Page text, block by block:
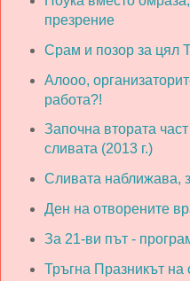
презрение
Срам и позор за цял
Алооо,
работа?!
Започна втората
сливата (2013 г.)
Сливата наближава,
Ден на отворените
За 21-ви път -
Тръгна Празникът